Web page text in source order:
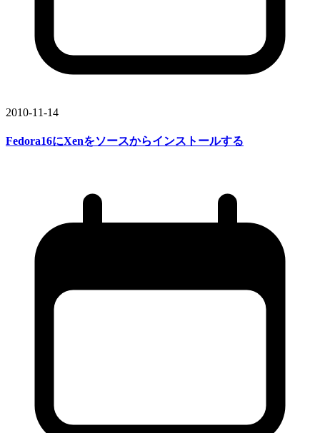
2010-11-14
Fedora16にXenをソースからインストールする